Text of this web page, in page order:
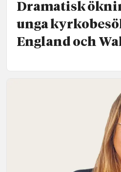
Dramatisk
unga
England och